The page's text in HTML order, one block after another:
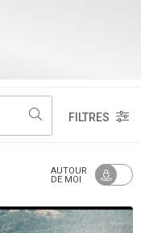
FILTRES
AUTOUR
DE MOI